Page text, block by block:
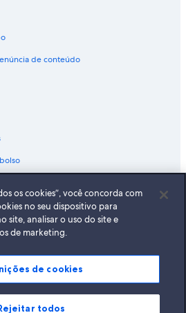
de conteúdo
pelo conteúdo dos sites externos.
do Expedia Group. Todos os direitos
da Expedia são marcas registradas da
os cookies”, você concorda com
no seu dispositivo para
site, analisar o uso do site e
de marketing.
de cookies
todos